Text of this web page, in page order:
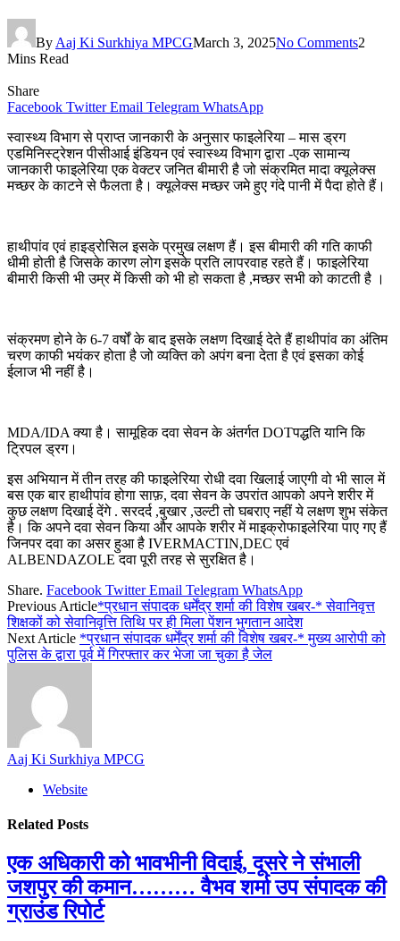
By Aaj Ki Surkhiya MPCGMarch 3, 2025No Comments2
Mins Read
Share
Facebook Twitter Email Telegram WhatsApp
स्वास्थ्य विभाग से प्राप्त जानकारी के अनुसार फाइलेरिया – मास ड्रग
एडमिनिस्ट्रेशन पीसीआई इंडियन एवं स्वास्थ्य विभाग द्वारा -एक सामान्य
जानकारी फाइलेरिया एक वेक्टर जनित बीमारी है जो संक्रमित मादा क्यूलेक्स
मच्छर के काटने से फैलता है। क्यूलेक्स मच्छर जमे हुए गंदे पानी में पैदा होते हैं।
हाथीपांव एवं हाइड्रोसिल इसके प्रमुख लक्षण हैं। इस बीमारी की गति काफी
धीमी होती है जिसके कारण लोग इसके प्रति लापरवाह रहते हैं। फाइलेरिया
बीमारी किसी भी उम्र में किसी को भी हो सकता है ,मच्छर सभी को काटती है ।
संक्रमण होने के 6-7 वर्षों के बाद इसके लक्षण दिखाई देते हैं हाथीपांव का अंतिम
चरण काफी भयंकर होता है जो व्यक्ति को अपंग बना देता है एवं इसका कोई
ईलाज भी नहीं है।
MDA/IDA क्या है। सामूहिक दवा सेवन के अंतर्गत DOTपद्धति यानि कि
ट्रिपल ड्रग।
इस अभियान में तीन तरह की फाइलेरिया रोधी दवा खिलाई जाएगी वो भी साल में
बस एक बार हाथीपांव होगा साफ़, दवा सेवन के उपरांत आपको अपने शरीर में
कुछ लक्षण दिखाई देंगे . सरदर्द ,बुखार ,उल्टी तो घबराए नहीं ये लक्षण शुभ संकेत
है। कि अपने दवा सेवन किया और आपके शरीर में माइक्रोफाइलेरिया पाए गए हैं
जिनपर दवा का असर हुआ है IVERMACTIN,DEC एवं
ALBENDAZOLE दवा पूरी तरह से सुरक्षित है।
Share. Facebook Twitter Email Telegram WhatsApp
Previous Article*प्रधान संपादक धर्मेंद्र शर्मा की विशेष खबर-* सेवानिवृत्त
शिक्षकों को सेवानिवृत्ति तिथि पर ही मिला पेंशन भुगतान आदेश
Next Article *प्रधान संपादक धर्मेंद्र शर्मा की विशेष खबर-* मुख्य आरोपी को
पुलिस के द्वारा पूर्व में गिरफ्तार कर भेजा जा चुका है जेल
Aaj Ki Surkhiya MPCG
Website
Related Posts
एक अधिकारी को भावभीनी विदाई, दूसरे ने संभाली
जशपुर की कमान……… वैभव शर्मा उप संपादक की
ग्राउंड रिपोर्ट